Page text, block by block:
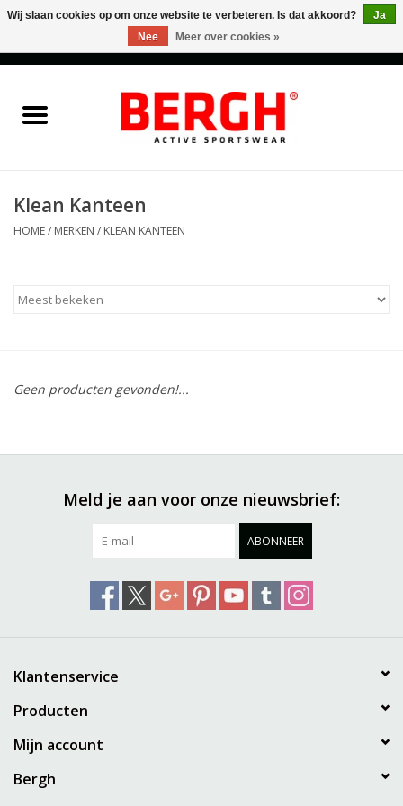
Accessories
Merken
Klean Kanteen
HOME/ MERKEN / KLEAN KANTEEN
Geen producten gevonden!...
Meld je aan voor onze nieuwsbrief:
ABONNEER
Klantenservice
Producten
Mijn account
Bergh
Wij slaan cookies op om onze website te verbeteren. Is dat akkoord?
Ja
Nee
Meer over cookies »